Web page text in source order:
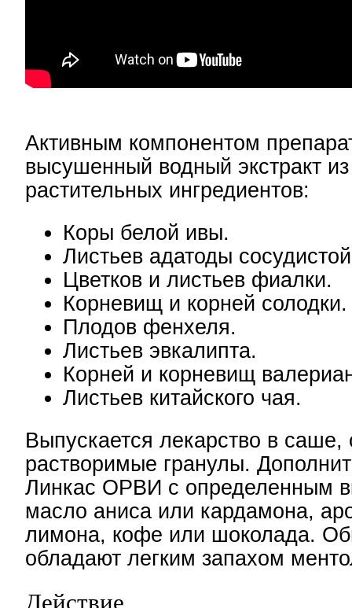
Активным компонентом
высушенный водный экстракт
растительных ингредиентов:
Коры белой ивы.
Листьев адатоды
Цветков и листьев фиалки.
Корневищ и корней солодки.
Плодов фенхеля.
Листьев эвкалипта.
Корней и корневищ
Листьев китайского чая.
Выпускается лекарство в
растворимые гранулы.
Линкас ОРВИ с определенным
масло аниса или кардамона,
лимона, кофе или шоколада.
обладают легким запахом
Действие